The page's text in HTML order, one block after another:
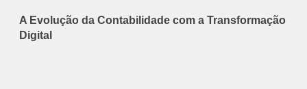
A Evolução da Contabilidade com a Transformação
Digital